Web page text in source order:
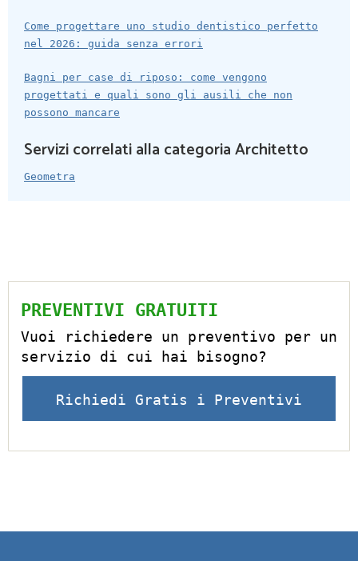
Come progettare uno studio dentistico perfetto
nel 2026: guida senza errori
Bagni per case di riposo: come vengono
progettati e quali sono gli ausili che non
possono mancare
Servizi correlati alla categoria Architetto
Geometra
PREVENTIVI GRATUITI
Vuoi richiedere un preventivo per un
servizio di cui hai bisogno?
Richiedi Gratis i Preventivi